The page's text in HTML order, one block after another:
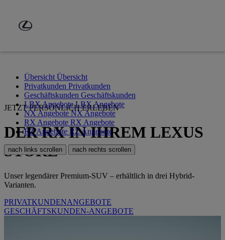
Übersicht Übersicht
Privatkunden Privatkunden
Geschäftskunden Geschäftskunden
LBX AngeboteLBX Angebote
NX AngeboteNX Angebote
RX Angebote RX Angebote
RZ Angebote RZ Angebote
nach links scrollen nach rechts scrollen
JETZT PERSÖNLICH ERLEBEN
DER RX IN IHREM LEXUS
STORE
Unser legendärer Premium-SUV – erhältlich in drei Hybrid-
Varianten.
PRIVATKUNDENANGEBOTE
GESCHÄFTSKUNDEN-ANGEBOTE